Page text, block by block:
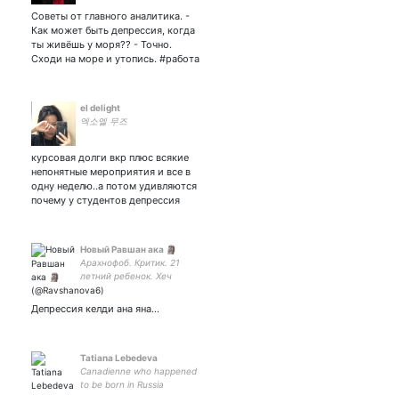
все пиздато 3. нехуй
делать.
Советы от главного аналитика. -
Как может быть депрессия, когда
ты живёшь у моря?? - Точно.
Сходи на море и утопись. #работа
el delight
엑소엘 무즈
курсовая долги вкр плюс всякие
непонятные мероприятия и все в
одну неделю..а потом удивляются
почему у студентов депрессия
Новый Равшан ака 🗿
Арахнофоб. Критик. 21
летний ребенок. Хеч
кимман кароч
дрктр ва Бутунжаҳон
расмий эгасиман🗿
Депрессия келди ана яна...
Tatiana Lebedeva
Canadienne who happened
to be born in Russia